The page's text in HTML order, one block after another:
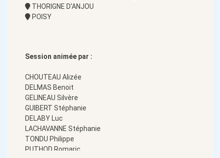
THORIGNE D'ANJOU
POISY
Session animée par :
CHOUTEAU Alizée
DELMAS Benoit
GELINEAU Silvère
GUIBERT Stéphanie
DELABY Luc
LACHAVANNE Stéphanie
TONDU Philippe
PUTHOD Romaric